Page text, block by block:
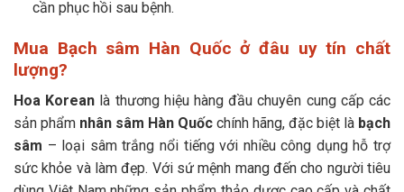
cần phục hồi sau bệnh.
Mua Bạch sâm Hàn Quốc ở đâu uy tín chất
lượng?
Hoa Korean là thương hiệu hàng đầu chuyên cung cấp các
sản phẩm nhân sâm Hàn Quốc chính hãng, đặc biệt là bạch
sâm – loại sâm trắng nổi tiếng với nhiều công dụng hỗ trợ
sức khỏe và làm đẹp. Với sứ mệnh mang đến cho người tiêu